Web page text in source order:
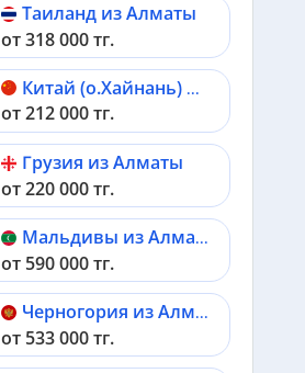
Таиланд из Алматы
от 318 000 тг.
Китай (о.Хайнань) из Алматы
от 212 000 тг.
Грузия из Алматы
от 220 000 тг.
Мальдивы из Алматы
от 590 000 тг.
Черногория из Алматы
от 533 000 тг.